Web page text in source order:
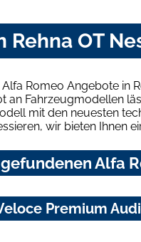
Rehna OT
Romeo Angebote in
an Fahrzeugmodellen
mit den neuesten
wir bieten Ihnen
Alfa
Premium